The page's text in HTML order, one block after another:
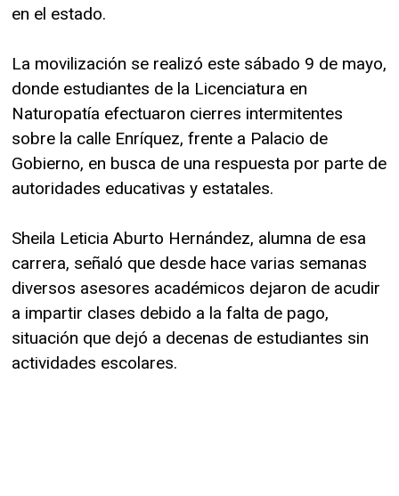
en el estado.
La movilización se realizó este sábado 9 de mayo,
donde estudiantes de la Licenciatura en
Naturopatía efectuaron cierres intermitentes
sobre la calle Enríquez, frente a Palacio de
Gobierno, en busca de una respuesta por parte de
autoridades educativas y estatales.
Sheila Leticia Aburto Hernández, alumna de esa
carrera, señaló que desde hace varias semanas
diversos asesores académicos dejaron de acudir
a impartir clases debido a la falta de pago,
situación que dejó a decenas de estudiantes sin
actividades escolares.